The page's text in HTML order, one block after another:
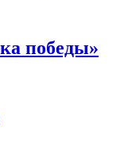
победы»